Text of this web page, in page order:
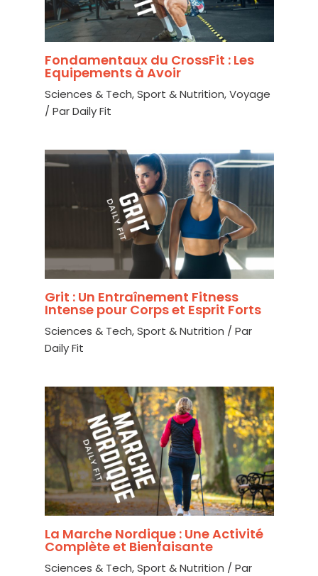
Fondamentaux du CrossFit : Les
Equipements à Avoir
Sciences & Tech,Sport & Nutrition,Voyage
/ ParDaily Fit
Grit : Un Entraînement Fitness
Intense pour Corps et Esprit Forts
Sciences & Tech,Sport & Nutrition / Par
Daily Fit
La Marche Nordique : Une Activité
Complète et Bienfaisante
Sciences & Tech,Sport & Nutrition / Par